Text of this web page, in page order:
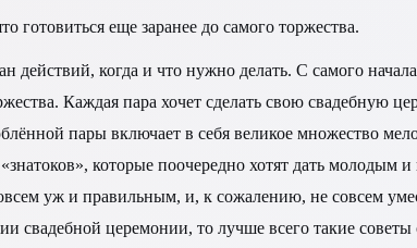
еще заранее до самого торжества.
когда и что нужно делать. С самого
Каждая пара хочет сделать свою свадебную
пары включает в себя великое множество
которые поочередно хотят дать молодым
уж и правильным, и, к сожалению, не совсем
свадебной церемонии, то лучше всего такие